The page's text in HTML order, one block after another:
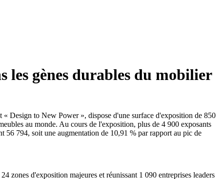
les gènes durables du mobilier
« Design to New Power », dispose d'une surface d'exposition de 850
au monde. Au cours de l'exposition, plus de 4 900 exposants
56 794, soit une augmentation de 10,91 % par rapport au pic de
zones d'exposition majeures et réunissant 1 090 entreprises leaders